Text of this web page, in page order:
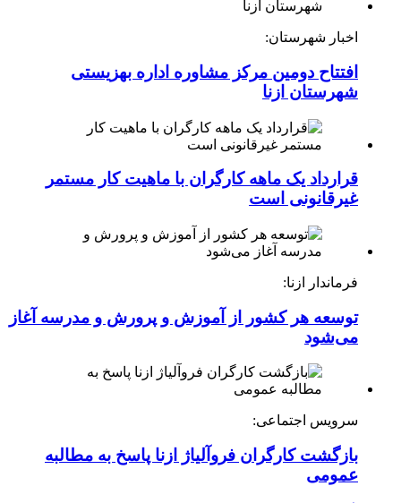
اخبار شهرستان:
افتتاح دومین مرکز مشاوره اداره بهزیستی
شهرستان ازنا
قرارداد یک ماهه کارگران با ماهیت کار مستمر
غیرقانونی است
فرماندار ازنا:
توسعه هر کشور از آموزش و پرورش و مدرسه آغاز
می‌شود
سرویس اجتماعی:
بازگشت کارگران فروآلیاژ ازنا پاسخ به مطالبه
عمومی